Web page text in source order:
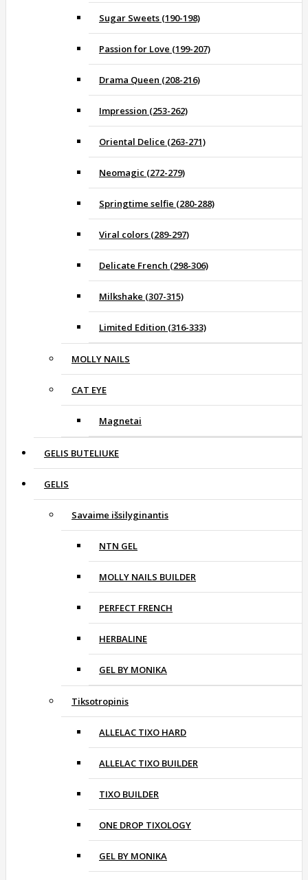
Sugar Sweets (190-198)
Passion for Love (199-207)
Drama Queen (208-216)
Impression (253-262)
Oriental Delice (263-271)
Neomagic (272-279)
Springtime selfie (280-288)
Viral colors (289-297)
Delicate French (298-306)
Milkshake (307-315)
Limited Edition (316-333)
MOLLY NAILS
CAT EYE
Magnetai
GELIS BUTELIUKE
GELIS
Savaime išsilyginantis
NTN GEL
MOLLY NAILS BUILDER
PERFECT FRENCH
HERBALINE
GEL BY MONIKA
Tiksotropinis
ALLELAC TIXO HARD
ALLELAC TIXO BUILDER
TIXO BUILDER
ONE DROP TIXOLOGY
GEL BY MONIKA